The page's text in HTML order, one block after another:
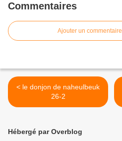
Commentaires
Ajouter un commentaire
< le donjon de naheulbeuk
26-2
Hébergé par Overblog